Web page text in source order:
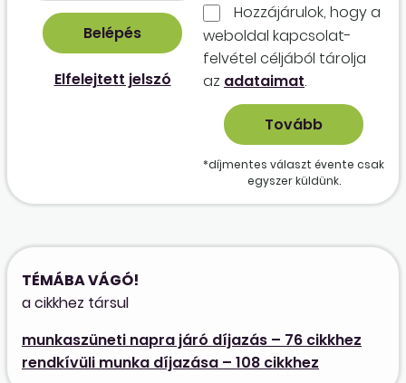
Elfelejtett jelszó
Hozzájárulok, hogy a
weboldal kapcso­lat­
felvétel céljából tárolja
az adataimat.
*díjmentes választ évente csak
egyszer küldünk.
TÉMÁBA VÁGÓ!
a cikkhez társul
munkaszüneti napra járó díjazás – 76 cikkhez
rendkívüli munka díjazása – 108 cikkhez